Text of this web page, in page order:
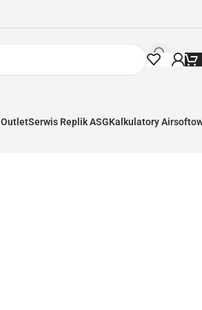
OutletSerwis Replik ASGKalkulatory